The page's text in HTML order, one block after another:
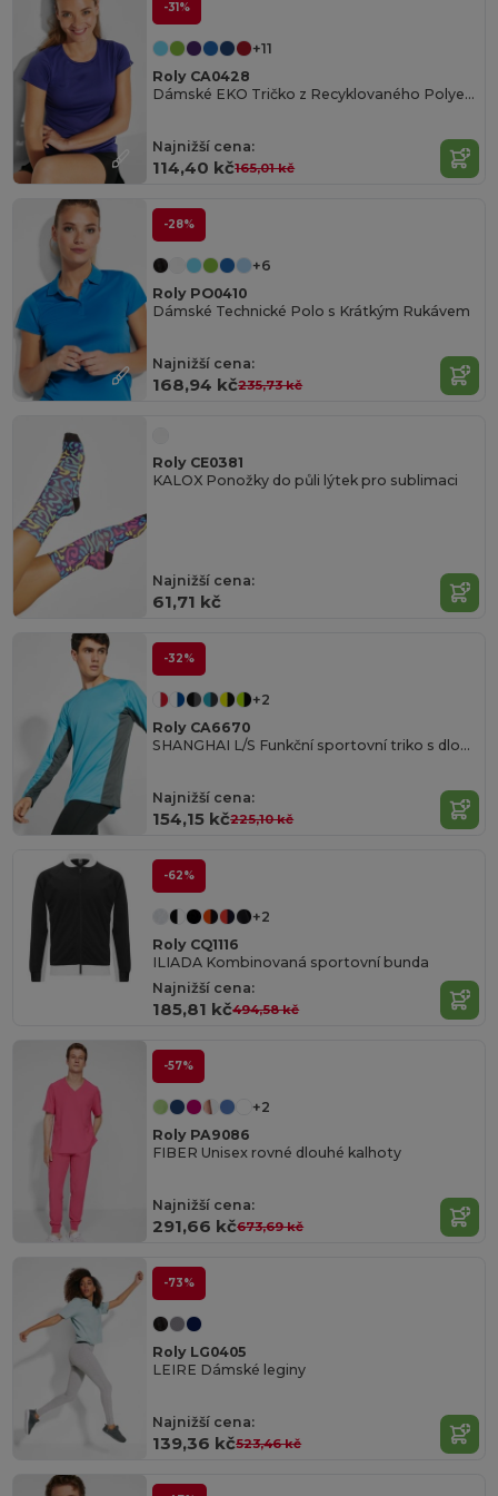
-31%
+11
Roly CA0428
Dámské EKO Tričko z Recyklovaného Polyesteru
Najnižší cena:
114,40 kč165,01 kč
-28%
+6
Roly PO0410
Dámské Technické Polo s Krátkým Rukávem
Najnižší cena:
168,94 kč235,73 kč
Roly CE0381
KALOX Ponožky do půli lýtek pro sublimaci
Najnižší cena:
61,71 kč
-32%
+2
Roly CA6670
SHANGHAI L/S Funkční sportovní triko s dlouhým rukávem
Najnižší cena:
154,15 kč225,10 kč
-62%
+2
Roly CQ1116
ILIADA Kombinovaná sportovní bunda
Najnižší cena:
185,81 kč494,58 kč
-57%
+2
Roly PA9086
FIBER Unisex rovné dlouhé kalhoty
Najnižší cena:
291,66 kč673,69 kč
-73%
Roly LG0405
LEIRE Dámské leginy
Najnižší cena:
139,36 kč523,46 kč